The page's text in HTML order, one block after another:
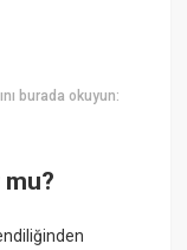
burada okuyun: